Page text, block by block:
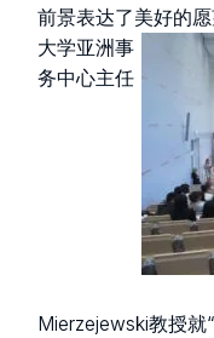
前景表达了美好的
大学亚洲事
务中心主任
Mierzejewski教授就